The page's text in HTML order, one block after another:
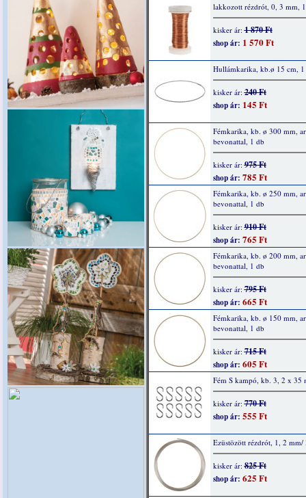
lakkozott rézdrót, 0, 3 mm,
kisker ár:1 870 Ft
shop ár: 1 570 Ft
Hullámkarika, kb.ø 15 cm, 1
kisker ár:240 Ft
shop ár: 145 Ft
Fémkarika, kb. ø 300 mm,
bevonattal, 1 db
kisker ár:975 Ft
shop ár: 785 Ft
Fémkarika, kb. ø 250 mm,
bevonattal, 1 db
kisker ár:910 Ft
shop ár: 765 Ft
Fémkarika, kb. ø 200 mm,
bevonattal, 1 db
kisker ár:795 Ft
shop ár: 665 Ft
Fémkarika, kb. ø 150 mm,
bevonattal, 1 db
kisker ár:715 Ft
shop ár: 605 Ft
Fém S kampó, kb. 3, 2 x 35
kisker ár:770 Ft
shop ár: 555 Ft
Ezüstözött rézdrót, 1, 2 mm/
kisker ár:825 Ft
shop ár: 625 Ft